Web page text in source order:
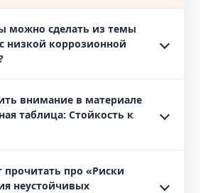
можно сделать из темы
низкой коррозионной
внимание в материале
таблица: Стойкость к
прочитать про «Риски
неустойчивых